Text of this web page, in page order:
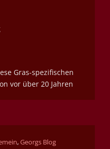
Gras-spezifischen
vor über 20 Jahren
,Georgs Blog